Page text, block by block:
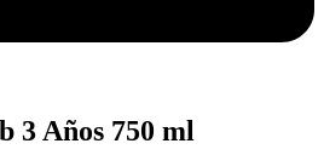
3 Años 750 ml